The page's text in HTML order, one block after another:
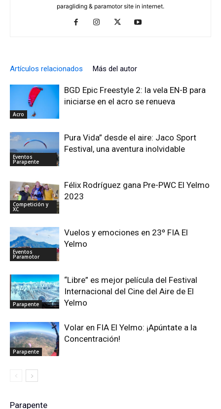
paragliding & paramotor site in internet.
Artículos relacionados Más del autor
Acro
BGD Epic Freestyle 2: la vela EN-B para
iniciarse en el acro se renueva
Eventos
Parapente
Pura Vida” desde el aire: Jaco Sport
Festival, una aventura inolvidable
Competición y
XC
Félix Rodríguez gana Pre-PWC El Yelmo
2023
Eventos
Paramotor
Vuelos y emociones en 23º FIA El
Yelmo
Parapente
“Libre” es mejor película del Festival
Internacional del Cine del Aire de El
Yelmo
Parapente
Volar en FIA El Yelmo: ¡Apúntate a la
Concentración!
Parapente